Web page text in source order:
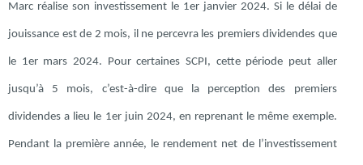
Marc réalise son investissement le 1er janvier 2024. Si le délai de
jouissance est de 2 mois, il ne percevra les premiers dividendes que
le 1er mars 2024. Pour certaines SCPI, cette période peut aller
jusqu’à 5 mois, c’est-à-dire que la perception des premiers
dividendes a lieu le 1er juin 2024, en reprenant le même exemple.
Pendant la première année, le rendement net de l’investissement